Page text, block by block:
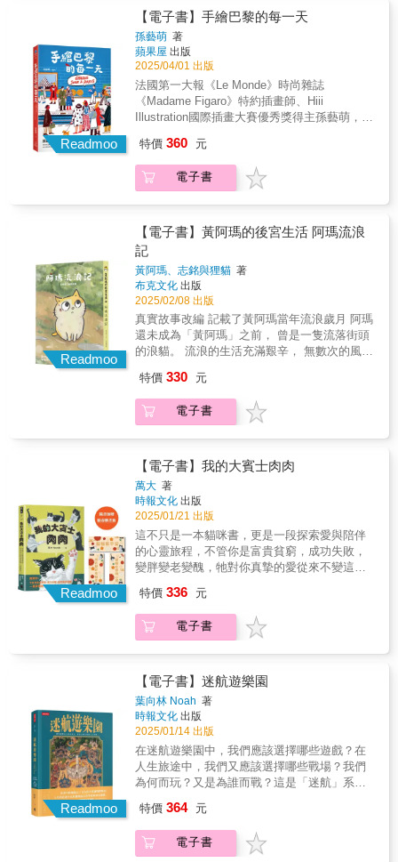
己的希望。河童Kasper∕插畫家填滿靈魂空空的
地方！一起閃閃發光！時尚美妝專家小凱老師
這是一本將生命經歷內化後，用藝術與溫柔筆
觸描繪出的亮光與勇氣，唯有走過，才能如此
真實。永恩∕噴畫藝術家
水而患病，有的和牠一樣，因為捕獸鋏而失去
了一條腿。」他們踩在厚厚的落葉上面，每一
步都像跳著舞，每一步都發出像是骨骼碎裂的
聲音。「在那棵巨大到什麼都微不足道的大樹
前面，尖鼻子仔細挑選了幾片心形的落葉，放
在女孩和Idas面前。接著，牠開始咀嚼其中一
片，並用眼神示意他們跟著做。」「呼呼慢
渴望，像日昇日落那樣耐心，呼呼我的心聲
啊，就會進到妳的心底呼。」 動物們漸漸地靠
過來了。牠們圍繞著女孩，就像正準備聽故
Readmoo
【電子書】手繪巴黎的每一天
孫藝萌 著
蘋果屋 出版
2025/04/01 出版
法國第一大報《Le Monde》時尚雜誌
《Madame Figaro》特約插畫師、Hiii
Illustration國際插畫大賽優秀獎得主孫藝萌，用
裡，生活不只是柴米油鹽，還有街角的驚喜、
藝術的靈感，以及生活的哲學。 翻開書，走一
趟無需機票的旅程，沉浸在每一個篇章裡，找
每一個平凡卻動人的瞬間：咖啡杯上的蒸汽、
街角花店的芬芳、露天市集的喧囂和博物館裡
的寧靜。這些場景組成了她在巴黎的每一天，
也成為她筆下的巴黎風情。 無論是巴黎的經典
地標，還是隱藏在巷弄深處的小店，每一幅畫
都蘊含著她對巴黎深刻的愛，讓讀者不僅看見
巴黎，更感受到生活的美好與藝術的力量。 ★
探索巴黎日常的四大主題，找回生活中的驚喜
★ ◆在咖啡館的一角，她畫下巴黎的悠閒日常
走進巴黎的咖啡館，點一杯濃縮咖啡，落座窗
的畫筆，你能看到生活的慢節奏：服務生熟練
地端起托盤，外帶的顧客匆匆離去，桌上的花
束隨風微微搖曳。這些場景，平凡而美好。 ◆
黎的跳蚤市場、露天市集，不僅是購物的地
方，更是故事的交匯處。她描繪攤販的笑容，
畫下人們挑選蔬果時的專注。還有那堆放著復
古書籍的小攤，陽光灑在泛黃的書頁上，彷彿
在講述過去的故事。 ◆在博物館與街頭，她找
到藝術的靈感與生活的哲學 巴黎是一座藝術之
城。從羅浮宮到奧塞美術館，從小型私人美術
品的相遇，無論是在博物館裡凝視一幅畫作，
還是在街頭捕捉一位行人的姿態，這些點滴都
成為筆下的作品。 ◆從巴黎延伸到世界，她捕
運河邊，在西班牙的熱情陽光下，在冰島的極
光裡，她繼續用畫筆記錄旅行的每一站，讓讀
者感受更多元的文化與風景。 ◎本書4大特色
【特色1】巴黎專家帶路！深入每個角落的私房
推薦 作者生活於巴黎多年，熟悉這座城市的每
一條街道與每一家特色小店，帶你走出獨一無
二的觀光路線，探索最道地的巴黎生活方式。
【特色2】插畫家的巴黎筆記，讓你愛上這座城
市 書中每一幅插畫都來自作者的親身經歷，透
化風情真實地展現在讀者面前。 【特色3】實
用又浪漫！多元主題激發你的旅遊靈感 從咖啡
特價 360 元
電子書
Readmoo
【電子書】黃阿瑪的後宮生活 阿瑪流浪
記
黃阿瑪、志銘與狸貓 著
布克文化 出版
2025/02/08 出版
真實故事改編 記載了黃阿瑪當年流浪歲月 阿瑪
還未成為「黃阿瑪」之前， 曾是一隻流落街頭
的浪貓。 流浪的生活充滿艱辛， 無數次的風雨
重困境中， 他終究挺過了一切， 一步步走過崎
嶇的命運， 最終從一隻流浪貓，化身成為萬眾
敬仰的後宮之主。 這是屬於他的傳奇，也是最
直想知道的疑問。 回想到當初剛撿到阿瑪的時
候，只要我們每當把手靠近他的臉，他就會不
自覺瞇上眼睛並且閃避，屢試不爽，所以很直
覺的，我們想像著：「阿瑪以前是不是被人打
過巴掌？」加上剛來的時候阿瑪曾因為發情而
亂尿尿，並發生在狸貓老家抓破紗窗事件，更
猜測：「他是不是逃家出來的貓？」而這些，
就是這本漫畫的源起吧，一切都是從最初的這
個小動作而衍生出來的故事。 「好想知道他以
家中寵物曾經流浪過的人身上，總會一直幻想
他們從前的遭遇，這些流浪動物們的故事，是
在遇到我們之後才開始，在此之前他遇見什麼
人、遭遇過什麼事情，我們完全無法得知，所
以種種猜測總是盤踞在我們內心深處，某天便
突然想：「乾脆把我們腦海中想像的故事畫出
來好了！」關於那些與阿瑪相遇之前的故事。
〔狸貓〕 這篇漫畫的架構組成是從我們對阿瑪
的認識和相遇的實際地區背景，更結合當時真
實發生的事情和一點想像而繪製成的！例如故
事中的三隻狗(小花、小灰、小黑) 都是當年陽
明山上真實存在過的幾隻流浪狗，小花狗狗更
是在文化大學流浪十幾年以上的狗狗，很多當
年讀過文化大學的人應該都看過他，我們畢業
後幾年，甚至還有學弟妹幫他創立了臉書粉絲
特價 330 元
電子書
Readmoo
【電子書】我的大賓士肉肉
萬大 著
時報文化 出版
2025/01/21 出版
這不只是一本貓咪書，更是一段探索愛與陪伴
的心靈旅程，不管你是富貴貧窮，成功失敗，
變胖變老變醜，牠對你真摯的愛從來不變這本
以幽默而真摯的文字，紀錄下他與第一次認養
的賓士貓——肉肉，彼此之間的日常生活。無
論是適應期的挑戰，還是共同面對健康問題的
注！無論你已經是貓奴，還是正在考慮成為貓
奴，相信本書都將帶給你無盡的溫暖。讓我們
一起踏上這段與賓士貓——肉肉的奇妙旅程，
感受那份專屬於毛茸茸小夥伴的愛與陪伴！感
受牠們用無條件的愛與純真的靈魂，教會我們
如何去感受、去珍惜那些看似平凡卻又珍貴的
瞬間。溫馨推薦NeKo嗚喵——YouTuber、說書
人石怡潔——八大民生新聞晚間主播暨採訪中
心主任+四貓屋主理人有隻兔子 阿珍——圖文
——貓行為獸醫喵嗚公園——圖文作家
特價 336 元
電子書
Readmoo
【電子書】迷航遊樂園
葉向林 Noah 著
時報文化 出版
2025/01/14 出版
在迷航遊樂園中，我們應該選擇哪些遊戲？在
人生旅途中，我們又應該選擇哪些戰場？我們
為何而玩？又是為誰而戰？這是「迷航」系列
狐狸在追逐各種夢想的過程中迷失，這些追逐
象徵了作者年輕時在矽谷和台灣各個科技創業
領域的執著，最終他試圖尋求內心的平靜。第
特價 364 元
電子書